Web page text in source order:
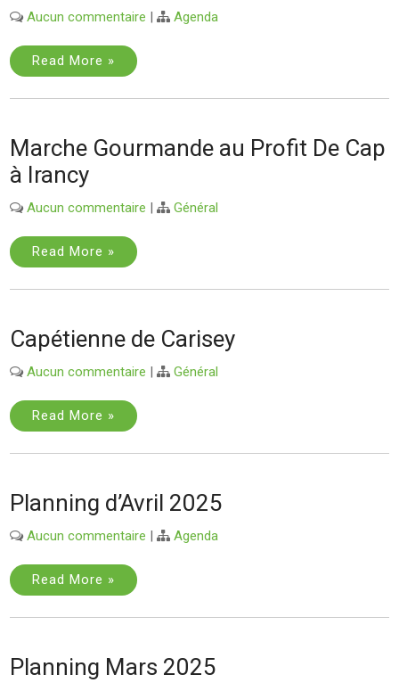
Aucun commentaire | Agenda
Read More »
Marche Gourmande au Profit De Cap
à Irancy
Aucun commentaire | Général
Read More »
Capétienne de Carisey
Aucun commentaire | Général
Read More »
Planning d’Avril 2025
Aucun commentaire | Agenda
Read More »
Planning Mars 2025